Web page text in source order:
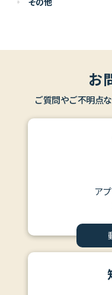
お
ご質問やご不明点
ア